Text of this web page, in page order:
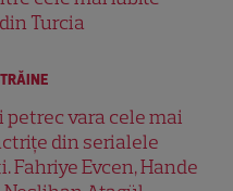
Turcia
petrec vara cele mai
din serialele
Fahriye Evcen, Hande